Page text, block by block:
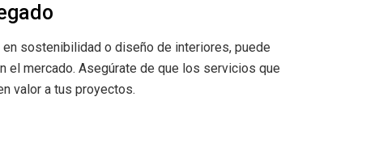
sostenibilidad o diseño de interiores, puede
mercado. Asegúrate de que los servicios que
valor a tus proyectos.